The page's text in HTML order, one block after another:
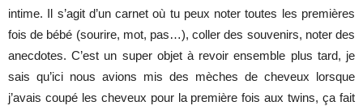
intime. Il s’agit d’un carnet où tu peux noter toutes les premières
fois de bébé (sourire, mot, pas…), coller des souvenirs, noter des
anecdotes. C’est un super objet à revoir ensemble plus tard, je
sais qu’ici nous avions mis des mèches de cheveux lorsque
j’avais coupé les cheveux pour la première fois aux twins, ça fait